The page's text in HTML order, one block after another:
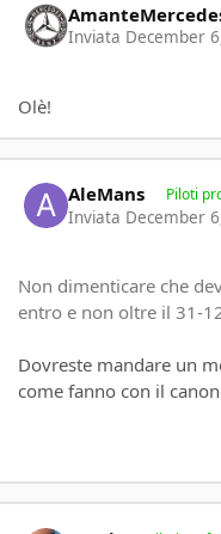
Inviata December
Olè!
AleMans Piloti
Inviata December
Non dimenticare che
entro e non oltre il 31-
Dovreste mandare un
come fanno con il